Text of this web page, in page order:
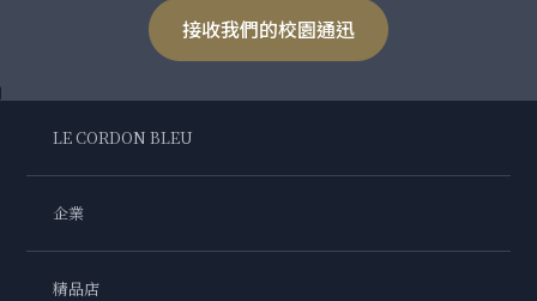
接收我們的校園通迅
LE CORDON BLEU
企業
精品店